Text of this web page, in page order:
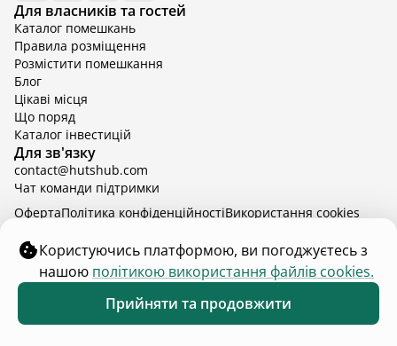
Для власників та гостей
Каталог помешкань
Правила розміщення
Розмістити помешкання
Блог
Цікаві місця
Що поряд
Каталог інвестицій
Для зв'язку
contact@hutshub.com
Чат команди підтримки
ОфертаПолітика конфіденційностіBикористання cookies
Користуючись платформою, ви погоджуєтесь з
нашою політикою використання файлів cookies.
Прийняти та продовжити
Каталог